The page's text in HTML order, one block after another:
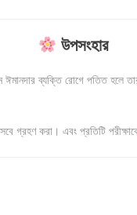
উপসংহার
ব্যক্তি রোগে পতিত হলে
গ্রহণ করা। এবং প্রতিটি